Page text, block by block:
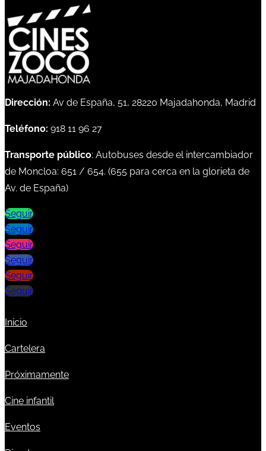
Dirección: Av de España, 51, 28220 Majadahonda, Madrid
Teléfono: 918 11 96 27
Transporte público: Autobuses desde el intercambiador
de Moncloa: 651 / 654. (655 para cerca en la glorieta de
Av. de España)
Seguir
Seguir
Seguir
Seguir
Seguir
Seguir
Inicio
Cartelera
Próximamente
Cine infantil
Eventos